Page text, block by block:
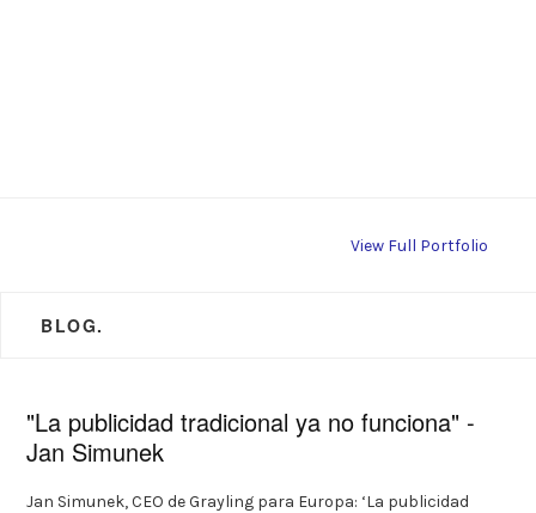
View Full Portfolio
BLOG.
"La publicidad tradicional ya no funciona" -
Jan Simunek
Jan Simunek, CEO de Grayling para Europa: ‘La publicidad